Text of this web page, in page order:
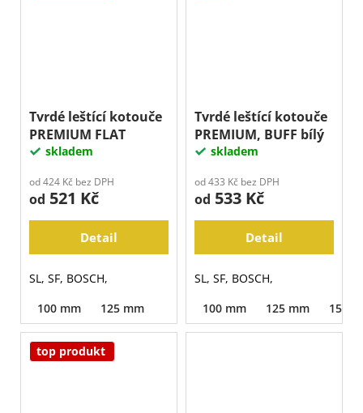
Tvrdé leštící kotouče
PREMIUM FLAT
skladem
od 424 Kč bez DPH
od 521 Kč
Detail
SL, SF, BOSCH,
100 mm
125 mm
Tvrdé leštící kotouče
PREMIUM, BUFF bílý
skladem
od 433 Kč bez DPH
od 533 Kč
Detail
SL, SF, BOSCH,
100 mm
125 mm 150
top produkt